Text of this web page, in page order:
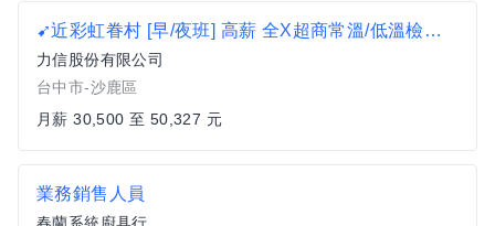
➹近彩虹眷村 [早/夜班] 高薪 全X超商常溫/低溫檢貨員(公司補助體檢)D
力信股份有限公司
台中市-沙鹿區
月薪 30,500 至 50,327 元
業務銷售人員